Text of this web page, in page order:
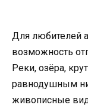
Для любителей
возможность
Реки, озёра,
равнодушным ни
живописные